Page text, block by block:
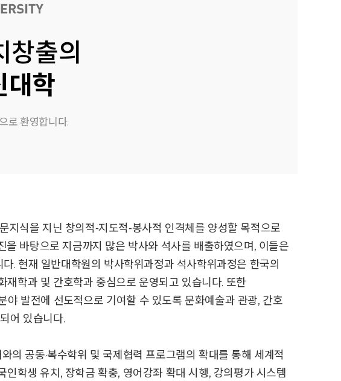
출의
대학
로 환영합니다.
식을 지닌 창의적⁃지도적⁃봉사적 인격체를 양성할 목적으로
바탕으로 지금까지 많은 박사와 석사를 배출하였으며, 이들은
. 현재 일반대학원의 박사학위과정과 석사학위과정은 한국의
학과 및 간호학과 중심으로 운영되고 있습니다. 또한
야 발전에 선도적으로 기여할 수 있도록 문화예술과 관광, 간호
어 있습니다.
의 공동·복수학위 및 국제협력 프로그램의 확대를 통해 세계적
학생 유치, 장학금 확충, 영어강좌 확대 시행, 강의평가 시스템